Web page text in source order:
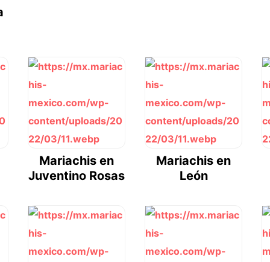
Mariachis en
Juventino Rosas
Mariachis en
León